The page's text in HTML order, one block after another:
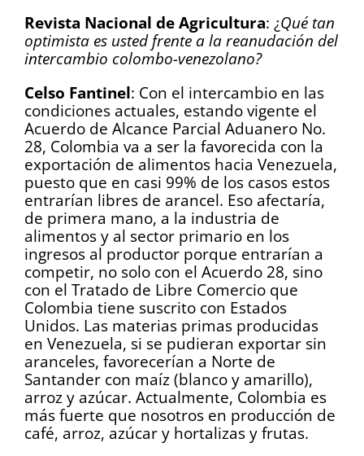
Revista Nacional de Agricultura: ¿Qué tan
optimista es usted frente a la reanudación del
intercambio colombo-venezolano?
Celso Fantinel: Con el intercambio en las
condiciones actuales, estando vigente el
Acuerdo de Alcance Parcial Aduanero No.
28, Colombia va a ser la favorecida con la
exportación de alimentos hacia Venezuela,
puesto que en casi 99% de los casos estos
entrarían libres de arancel. Eso afectaría,
de primera mano, a la industria de
alimentos y al sector primario en los
ingresos al productor porque entrarían a
competir, no solo con el Acuerdo 28, sino
con el Tratado de Libre Comercio que
Colombia tiene suscrito con Estados
Unidos. Las materias primas producidas
en Venezuela, si se pudieran exportar sin
aranceles, favorecerían a Norte de
Santander con maíz (blanco y amarillo),
arroz y azúcar. Actualmente, Colombia es
más fuerte que nosotros en producción de
café, arroz, azúcar y hortalizas y frutas.